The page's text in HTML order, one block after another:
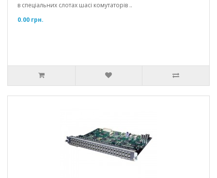
в спеціальних слотах шасі комутаторів ..
0.00 грн.